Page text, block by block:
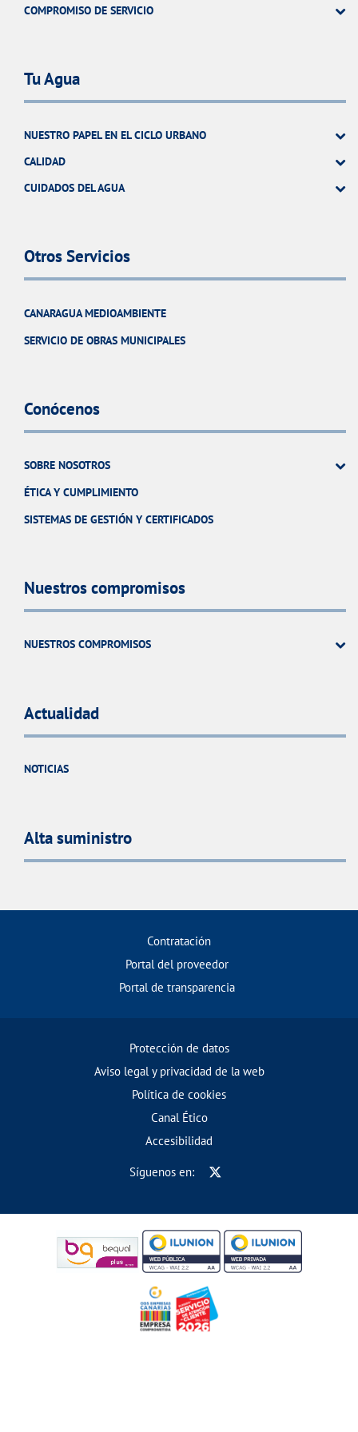
COMPROMISO DE SERVICIO
Tu Agua
NUESTRO PAPEL EN EL CICLO URBANO
CALIDAD
CUIDADOS DEL AGUA
Otros Servicios
CANARAGUA MEDIOAMBIENTE
SERVICIO DE OBRAS MUNICIPALES
Conócenos
SOBRE NOSOTROS
ÉTICA Y CUMPLIMIENTO
SISTEMAS DE GESTIÓN Y CERTIFICADOS
Nuestros compromisos
NUESTROS COMPROMISOS
Actualidad
NOTICIAS
Alta suministro
Contratación
Portal del proveedor
Portal de transparencia
Protección de datos
Aviso legal y privacidad de la web
Política de cookies
Canal Ético
Accesibilidad
Síguenos en: